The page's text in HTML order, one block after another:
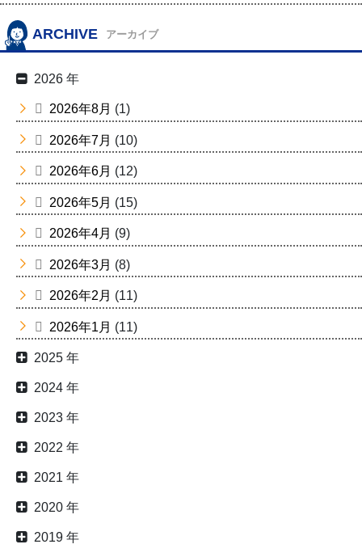
ARCHIVE アーカイブ
2026 年
2026年8月 (1)
2026年7月 (10)
2026年6月 (12)
2026年5月 (15)
2026年4月 (9)
2026年3月 (8)
2026年2月 (11)
2026年1月 (11)
2025 年
2024 年
2023 年
2022 年
2021 年
2020 年
2019 年